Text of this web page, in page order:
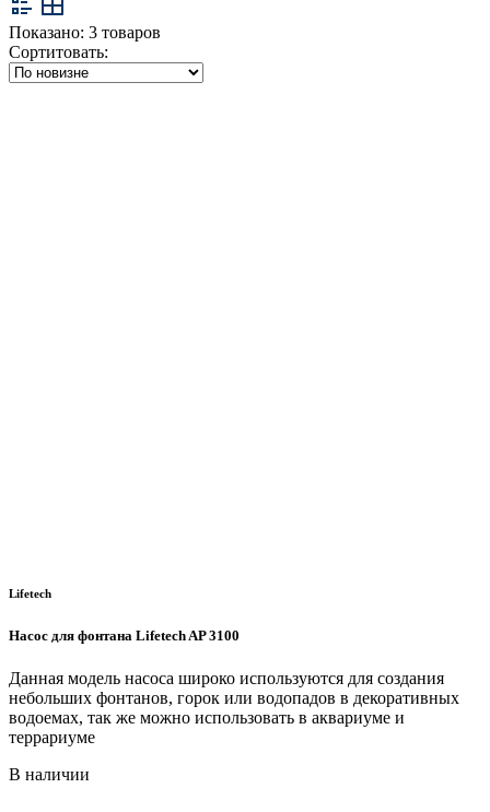
Показано: 3 товаров
Сортитовать:
Lifetech
Насос для фонтана Lifetech AP 3100
Данная модель насоса широко используются для создания
небольших фонтанов, горок или водопадов в декоративных
водоемах, так же можно использовать в аквариуме и
террариуме
В наличии